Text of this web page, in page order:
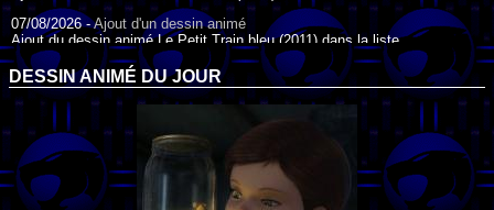
07/08/2026 -Ajout d'un dessin animé
Ajout du dessin animé Le Petit Train bleu (2011) dans la liste.
07/08/2026 -Ajout d'un dessin animé
Ajout du dessin animé Agent Spécial Oso (2009) dans la liste.
17/07/2026 -
Ajout du dessin animé Peter Pan (1988) dans la liste.
17/07/2026 -
Ajout d'un dessin animé
Ajout du dessin animé Le Bossu de Notre-Dame (1996) dans la liste.
DESSIN ANIMÉ DU JOUR